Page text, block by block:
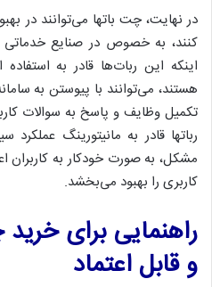
در نهایت، چت باتها می‌توانند در
کنند، به خصوص در صنایع خدماتی
اینکه این ربات‌ها قادر به
هستند، می‌توانند با پیوستن به
تکمیل وظایف و پاسخ به سوالات
رباتها قادر به مانیتورینگ
مشکل، به صورت خودکار به کاربران
کاربری را بهبود می‌بخشد.
راهنمایی برای
و قابل اعتماد